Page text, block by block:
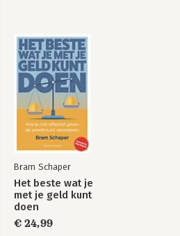
Bram Schaper
Het beste wat je
met je geld kunt
doen
€ 24,99